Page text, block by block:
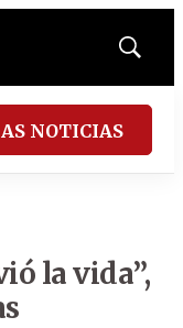
Mostrar
NOTICIAS
la vida”,